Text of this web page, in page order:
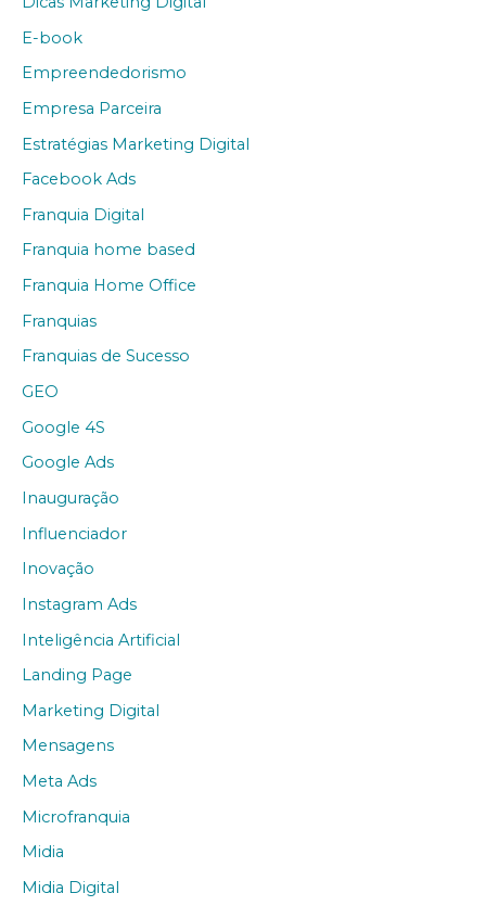
E-book
Empreendedorismo
Empresa Parceira
Estratégias Marketing Digital
Facebook Ads
Franquia Digital
Franquia home based
Franquia Home Office
Franquias
Franquias de Sucesso
GEO
Google 4S
Google Ads
Inauguração
Influenciador
Inovação
Instagram Ads
Inteligência Artificial
Landing Page
Marketing Digital
Mensagens
Meta Ads
Microfranquia
Midia
Midia Digital